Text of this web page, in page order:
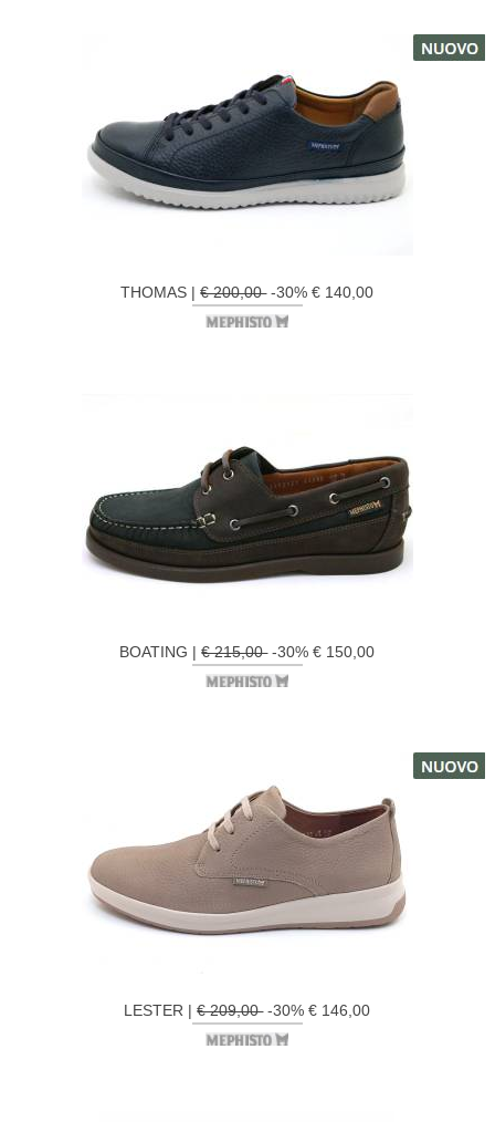
THOMAS |€ 200,00-30% € 140,00
BOATING |€ 215,00-30% € 150,00
LESTER |€ 209,00-30% € 146,00